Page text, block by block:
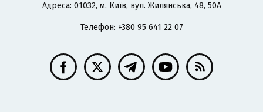
Адреса: 01032, м. Київ, вул. Жилянська, 48, 50А
Телефон: +380 95 641 22 07